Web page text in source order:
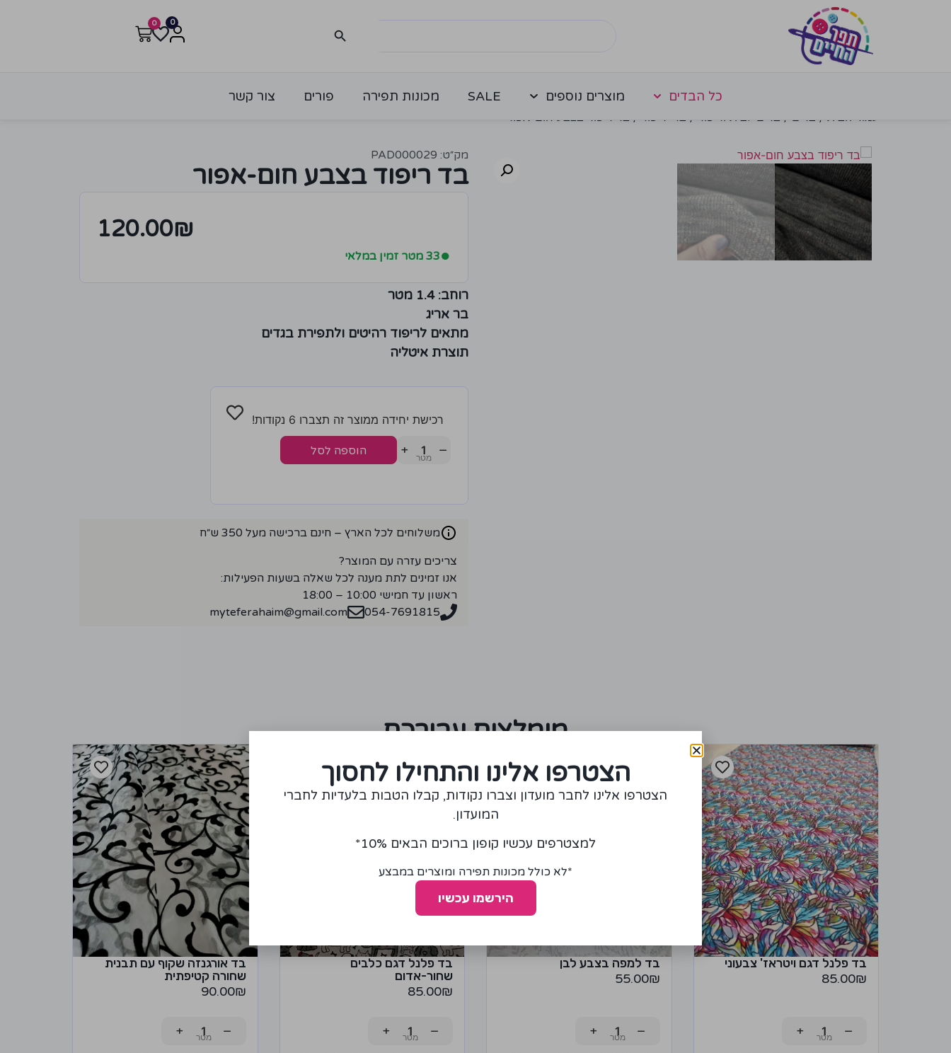
0
0
כל הבדים מוצרים נוספים SALE מכונות תפירה פורים צור קשר
מק״ט: PAD000029
בד ריפוד בצבע חום-אפור
120.00₪
●33 מטר זמין במלאי
רוחב: 1.4 מטר
בר אריג
מתאים לריפוד רהיטים ולתפירת בגדים
תוצרת איטליה
רכישת יחידה ממוצר זה תצברו 6 נקודות!
−
+ הוספה לסל
משלוחים לכל הארץ – חינם ברכישה מעל 350 ש״ח
צריכים עזרה עם המוצר?
אנו זמינים לתת מענה לכל שאלה בשעות הפעילות:
ראשון עד חמישי 10:00 – 18:00
054-7691815
myteferahaim@gmail.com
מומלצים עבורכם
בד פלנל דגם ויטראז' צבעוני
85.00₪
−
+
בד למפה בצבע לבן
55.00₪
−
+
בד פלנל דגם כלבים
שחור-אדום
85.00₪
−
+
בד אורגנזה שקוף עם תבנית
שחורה קטיפתית
90.00₪
−
+
הצטרפו אלינו והתחילו לחסוך
הצטרפו אלינו לחבר מועדון וצברו נקודות, קבלו הטבות בלעדיות לחברי
המועדון.
למצטרפים עכשיו קופון ברוכים הבאים 10%*
*לא כולל מכונות תפירה ומוצרים במבצע
הירשמו עכשיו